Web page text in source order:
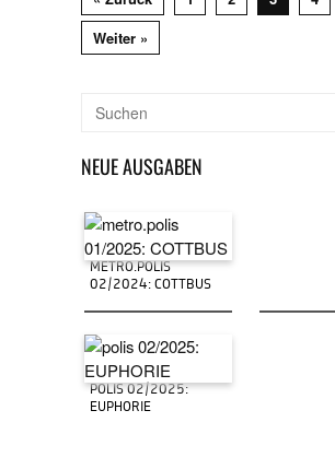
Weiter »
NEUE AUSGABEN
METRO.POLIS
02/2024: COTTBUS
POLIS 02/2025:
EUPHORIE